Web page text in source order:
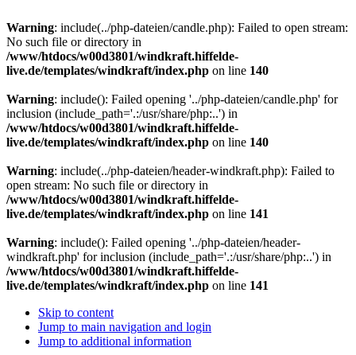
Warning: include(../php-dateien/candle.php): Failed to open stream:
No such file or directory in
/www/htdocs/w00d3801/windkraft.hiffelde-
live.de/templates/windkraft/index.php on line 140
Warning: include(): Failed opening '../php-dateien/candle.php' for
inclusion (include_path='.:/usr/share/php:..') in
/www/htdocs/w00d3801/windkraft.hiffelde-
live.de/templates/windkraft/index.php on line 140
Warning: include(../php-dateien/header-windkraft.php): Failed to
open stream: No such file or directory in
/www/htdocs/w00d3801/windkraft.hiffelde-
live.de/templates/windkraft/index.php on line 141
Warning: include(): Failed opening '../php-dateien/header-
windkraft.php' for inclusion (include_path='.:/usr/share/php:..') in
/www/htdocs/w00d3801/windkraft.hiffelde-
live.de/templates/windkraft/index.php on line 141
Skip to content
Jump to main navigation and login
Jump to additional information